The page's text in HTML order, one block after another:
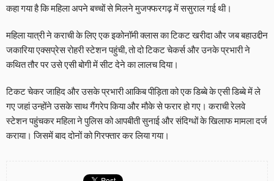
कहा गया है कि महिला अपने बच्चों से मिलने मुजफ्फरगढ़ में ससुराल गई थी।
महिला यात्री ने कराची के लिए एक इकोनॉमी क्लास का टिकट खरीदा और जब बहाउद्दीन
जकारिया एक्सप्रेस रोहरी स्टेशन पहुंची, तो दो टिकट चेकर्स और उनके प्रभारी ने
कथित तौर पर उसे एसी बोगी में सीट देने का लालच दिया।
टिकट चेकर जाहिद और उसके प्रभारी आकिब पीड़िता को एक डिब्बे के एसी डिब्बे में ले
गए जहां उन्होंने उसके साथ गैंगरेप किया और मौके से फरार हो गए। कराची रेलवे
स्टेशन पहुंचकर महिला ने पुलिस को आपबीती सुनाई और संदिग्धों के खिलाफ मामला दर्ज
कराया। जिसमें बाद दोनों को गिरफ्तार कर लिया गया।